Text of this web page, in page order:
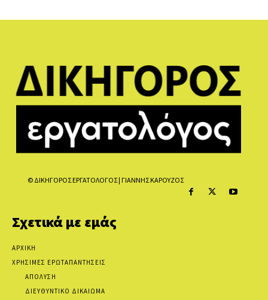
© ΔΙΚΗΓΟΡΟΣ ΕΡΓΑΤΟΛΟΓΟΣ | ΓΙΑΝΝΗΣ ΚΑΡΟΥΖΟΣ
Σχετικά με εμάς
ΑΡΧΙΚΗ
ΧΡΗΣΙΜΕΣ ΕΡΩΤΑΠΑΝΤΗΣΕΙΣ
ΑΠΟΛΥΣΗ
ΔΙΕΥΘΥΝΤΙΚΟ ΔΙΚΑΙΩΜΑ